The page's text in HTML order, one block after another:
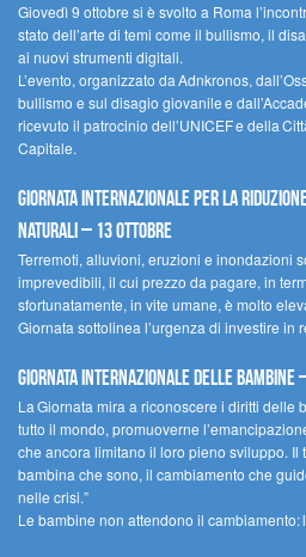
Giovedì 9 ottobre si è svolto a Roma
stato dell’arte di temi come il bullismo, il
ai nuovi strumenti digitali.
L’evento, organizzato da Adnkronos,
bullismo e sul disagio giovanile e
ricevuto il patrocinio dell’UNICEF e della
Capitale.
Giornata internazionale per la
naturali – 13 ottobre
Terremoti, alluvioni, eruzioni e inondazioni
imprevedibili, il cui prezzo da pagare, in
sfortunatamente, in vite umane, è molto
Giornata sottolinea l’urgenza di investire in
Giornata internazionale delle bambine
La Giornata mira a riconoscere i diritti delle
tutto il mondo, promuoverne
che ancora limitano il loro pieno sviluppo. Il
bambina che sono, il cambiamento che
nelle crisi.”
Le bambine non attendono il cambiamento: